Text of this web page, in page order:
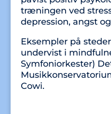
træningen ved
depression, angst
Eksempler på
undervist i
Symfoniorkester)
Cowi.